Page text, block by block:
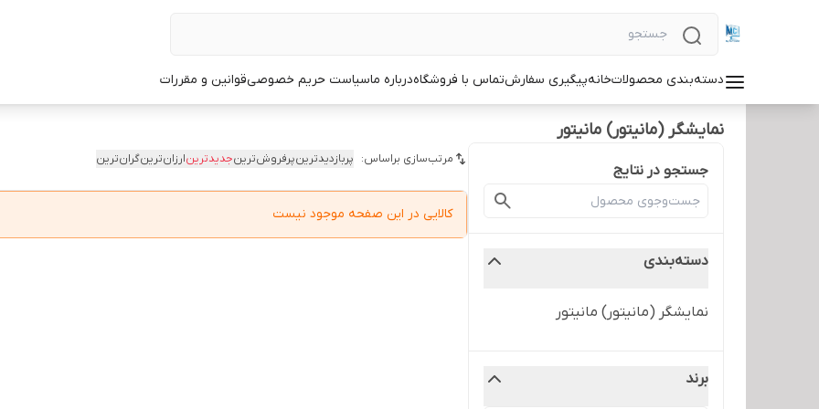
دسته‌بندی محصولاتخانهپیگیری سفارشتماس با فروشگاهدرباره ماسیاست حریم خصوصیقوانین و مقررات
نمایشگر (مانیتور) مانیتور
جستجو در نتایج
دسته‌بندی
نمایشگر (مانیتور) مانیتور
برند
مرتب‌سازی براساس: پربازدیدترینپرفروش‌ترینجدیدترینارزان‌ترینگران‌ترین
کالایی در این صفحه موجود نیست